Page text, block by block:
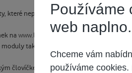
které nepotřebují párování. Conax je
na www.lica.cz
, tak v něm se mluví o
také sliboval. a to už jsou min 2 roky
človíčkem z UPC tadyhttp://
Používáme
web naplno.
Chceme vám
používáme